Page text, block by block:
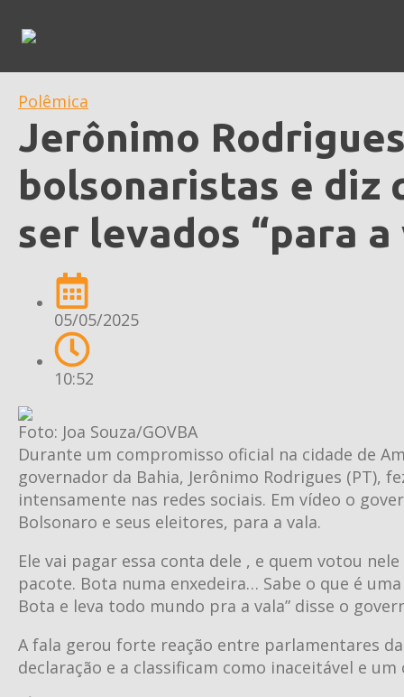
Polêmica
Jerônimo
bolsonaristas e diz
ser levados “para a
05/05/2025
10:52
Foto: Joa Souza/GOVBA
Durante um compromisso oficial na cidade de
governador da Bahia, Jerônimo Rodrigues (PT),
intensamente nas redes sociais. Em vídeo o
Bolsonaro e seus eleitores, para a vala.
Ele vai pagar essa conta dele , e quem votou
pacote. Bota numa enxedeira… Sabe o que é
Bota e leva todo mundo pra a vala” disse o
A fala gerou forte reação entre parlamentares
declaração e a classificam como inaceitável e